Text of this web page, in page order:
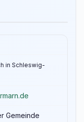
in Schleswig-
Gemeinde